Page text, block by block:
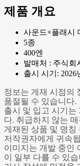
제품 개요
사운드×플래시
5종
400엔
발매처 : 주식회
출시 시기: 2026
정보는 게재 시점의
품절될 수 있습니다.
출시 및 입고 시기는
다. 취급하지 않는
게재된 상품 및 명칭
저작권자에게 귀속
이미지는 개발 중인
이 일부 다를 수 있